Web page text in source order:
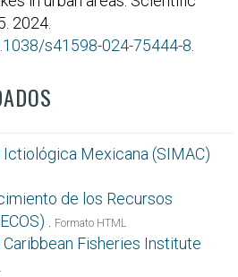
2024.
s41598-024-75444-8.
Mexicana (SIMAC)
de los Recursos
. Formato HTML
Caribbean Fisheries Institute